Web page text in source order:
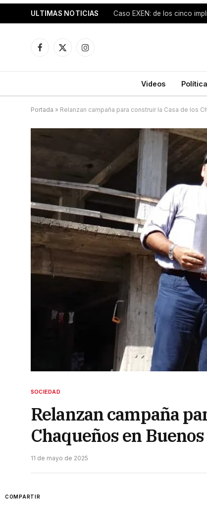
ULTIMAS NOTICIAS
Facebook
X
Instagram
Videos Política
Portada » Relanzan campaña para construir la Casa de los
SOCIEDAD
Relanzan campaña
Chaqueños en
11 de mayo de 2025
COMPARTIR